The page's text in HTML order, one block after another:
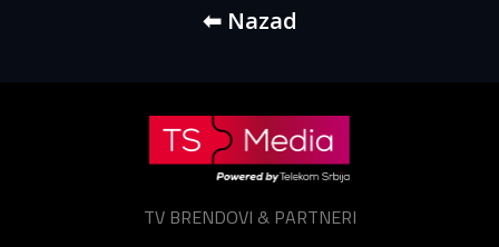
Molimo prijavite se na svoj nalog.
Prijavite se
Resetuj šifru
⬅ Nazad
TV BRENDOVI & PARTNERI